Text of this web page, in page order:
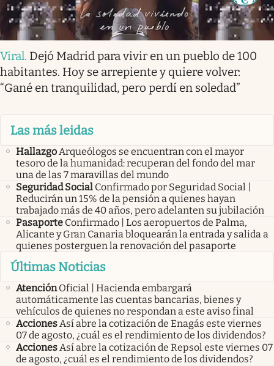
Viral. Dejó Madrid para vivir en un pueblo de 100
habitantes. Hoy se arrepiente y quiere volver:
“Gané en tranquilidad, pero perdí en soledad”
Las más leidas
HallazgoArqueólogos se encuentran con el mayor
tesoro de la humanidad: recuperan del fondo del mar
una de las 7 maravillas del mundo
Seguridad Social Confirmado por Seguridad Social |
Reducirán un 15% de la pensión a quienes hayan
trabajado más de 40 años, pero adelanten su jubilación
Pasaporte Confirmado | Los aeropuertos de Palma,
Alicante y Gran Canaria bloquearán la entrada y salida a
quienes posterguen la renovación del pasaporte
Últimas Noticias
Atención Oficial | Hacienda embargará
automáticamente las cuentas bancarias, bienes y
vehículos de quienes no respondan a este aviso final
AccionesAsí abre la cotización de Enagás este viernes
07 de agosto, ¿cuál es el rendimiento de los dividendos?
AccionesAsí abre la cotización de Repsol este viernes 07
de agosto, ¿cuál es el rendimiento de los dividendos?